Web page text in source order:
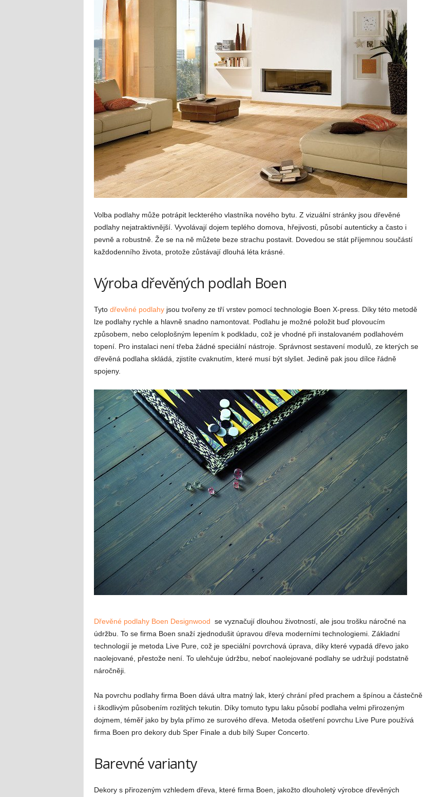
Volba podlahy může potrápit leckterého vlastníka nového bytu. Z vizuální stránky jsou dřevěné
podlahy nejatraktivnější. Vyvolávají dojem teplého domova, hřejivosti, působí autenticky a často i
pevně a robustně. Že se na ně můžete beze strachu postavit. Dovedou se stát příjemnou součástí
každodenního života, protože zůstávají dlouhá léta krásné.
Výroba dřevěných podlah Boen
Tyto dřevěné podlahyjsou tvořeny ze tří vrstev pomocí technologie Boen X-press. Díky této metodě
lze podlahy rychle a hlavně snadno namontovat. Podlahu je možné položit buď plovoucím
způsobem, nebo celoplošným lepením k podkladu, což je vhodné při instalovaném podlahovém
topení. Pro instalaci není třeba žádné speciální nástroje. Správnost sestavení modulů, ze kterých se
dřevěná podlaha skládá, zjistíte cvaknutím, které musí být slyšet. Jedině pak jsou dílce řádně
spojeny.
Dřevěné podlahy Boen Designwood se vyznačují dlouhou životností, ale jsou trošku náročné na
údržbu. To se firma Boen snaží zjednodušit úpravou dřeva moderními technologiemi. Základní
technologií je metoda Live Pure, což je speciální povrchová úprava, díky které vypadá dřevo jako
naolejované, přestože není. To ulehčuje údržbu, neboť naolejované podlahy se udržují podstatně
náročněji.
Na povrchu podlahy firma Boen dává ultra matný lak, který chrání před prachem a špínou a částečně
i škodlivým působením rozlitých tekutin. Díky tomuto typu laku působí podlaha velmi přirozeným
dojmem, téměř jako by byla přímo ze surového dřeva. Metoda ošetření povrchu Live Pure používá
firma Boen pro dekory dub Sper Finale a dub bílý Super Concerto.
Barevné varianty
Dekory s přirozeným vzhledem dřeva, které firma Boen, jakožto dlouholetý výrobce dřevěných